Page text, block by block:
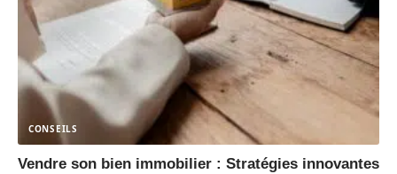
CONSEILS
Vendre son bien immobilier : Stratégies innovantes